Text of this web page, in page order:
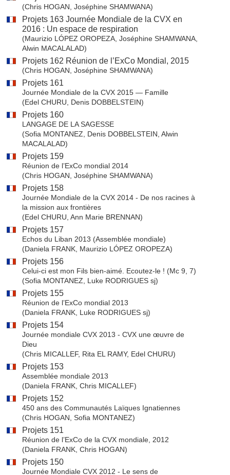
(Chris HOGAN, Joséphine SHAMWANA)
Projets 163 Journée Mondiale de la CVX en
2016 : Un espace de respiration
(Maurizio LÓPEZ OROPEZA, Joséphine SHAMWANA,
Alwin MACALALAD)
Projets 162 Réunion de l’ExCo Mondial, 2015
(Chris HOGAN, Joséphine SHAMWANA)
Projets 161
Journée Mondiale de la CVX 2015 — Famille
(Edel CHURU, Denis DOBBELSTEIN)
Projets 160
LANGAGE DE LA SAGESSE
(Sofia MONTANEZ, Denis DOBBELSTEIN, Alwin
MACALALAD)
Projets 159
Réunion de l’ExCo mondial 2014
(Chris HOGAN, Joséphine SHAMWANA)
Projets 158
Journée Mondiale de la CVX 2014 - De nos racines à
la mission aux frontières
(Edel CHURU, Ann Marie BRENNAN)
Projets 157
Echos du Liban 2013 (Assemblée mondiale)
(Daniela FRANK, Maurizio LÓPEZ OROPEZA)
Projets 156
Celui-ci est mon Fils bien-aimé. Ecoutez-le ! (Mc 9, 7)
(Sofia MONTANEZ, Luke RODRIGUES sj)
Projets 155
Réunion de l’ExCo mondial 2013
(Daniela FRANK, Luke RODRIGUES sj)
Projets 154
Journée mondiale CVX 2013 - CVX une œuvre de
Dieu
(Chris MICALLEF, Rita EL RAMY, Edel CHURU)
Projets 153
Assemblée mondiale 2013
(Daniela FRANK, Chris MICALLEF)
Projets 152
450 ans des Communautés Laïques Ignatiennes
(Chris HOGAN, Sofia MONTANEZ)
Projets 151
Réunion de l’ExCo de la CVX mondiale, 2012
(Daniela FRANK, Chris HOGAN)
Projets 150
Journée Mondiale CVX 2012 - Le sens de